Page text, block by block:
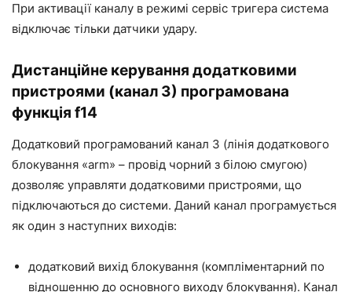
При активації каналу в режимі сервіс тригера система
відключає тільки датчики удару.
Дистанційне керування додатковими
пристроями (канал 3) програмована
функція f14
Додатковий програмований канал 3 (лінія додаткового
блокування «arm» – провід чорний з білою смугою)
дозволяє управляти додатковими пристроями, що
підключаються до системи. Даний канал програмується
як один з наступних виходів:
додатковий вихід блокування (компліментарний по
відношенню до основного виходу блокування). Канал